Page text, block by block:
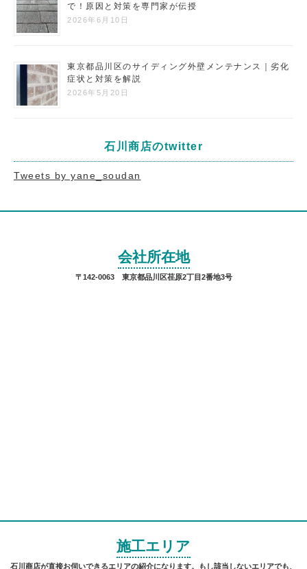
で！原因と対策を専門家が伝授
2026年6月10日
東京都品川区のサイディング外壁メンテナンス｜劣化
症状と対策を解説
2026年5月20日
石川商店のtwitter
Tweets by yane_soudan
会社所在地
〒142-0063 東京都品川区荏原2丁目2番地3号
施工エリア
石川商店が直接お伺いできるエリアの紹介になります。もし該当しないエリアでも、